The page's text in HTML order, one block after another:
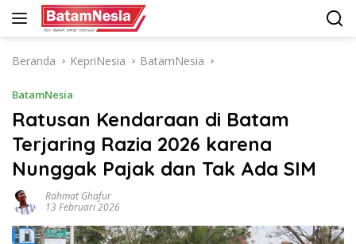
Langsung
Beranda
KepriNesia BatamNesia
BatamNesia
Ratusan Kendaraan di Batam
Terjaring Razia 2026 karena
Nunggak Pajak dan Tak Ada SIM
Rahmat Ghafur
13 Februari 2026